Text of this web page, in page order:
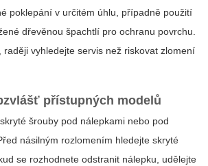
poklepání v určitém úhlu, případně použití
dřevěnou špachtlí pro ochranu povrchu.
raději vyhledejte servis než riskovat zlomení
přístupných modelů
šrouby pod nálepkami nebo pod
násilným rozlomením hledejte skryté
se rozhodnete odstranit nálepku, udělejte